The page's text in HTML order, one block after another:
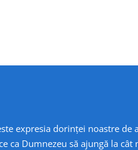
expresia dorinței noastre de
ca Dumnezeu să ajungă la